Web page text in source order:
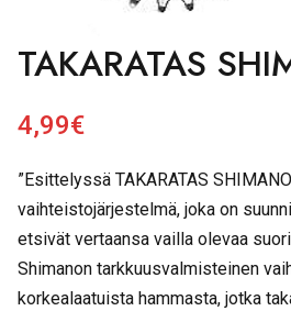
TAKARATAS
4,99€
”Esittelyssä TAKARATAS
vaihteistojärjestelmä, joka on
etsivät vertaansa vailla olevaa
Shimanon tarkkuusvalmisteinen
korkealaatuista hammasta, jotka